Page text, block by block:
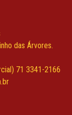
das Árvores.
71 3341-2166